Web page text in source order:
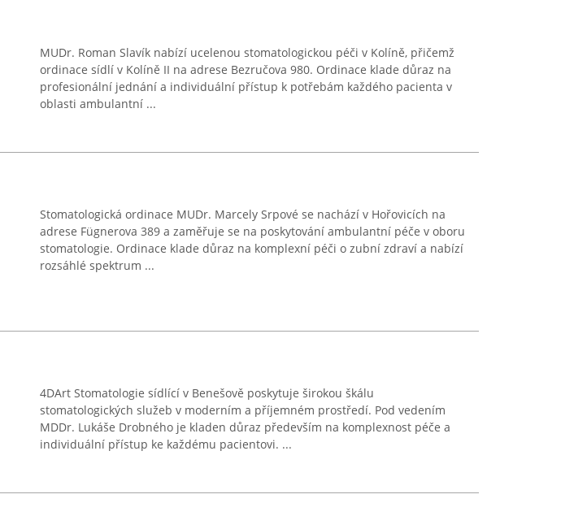
MUDr. Roman Slavík nabízí ucelenou stomatologickou péči v Kolíně, přičemž
ordinace sídlí v Kolíně II na adrese Bezručova 980. Ordinace klade důraz na
profesionální jednání a individuální přístup k potřebám každého pacienta v
oblasti ambulantní ...
Stomatologická ordinace MUDr. Marcely Srpové se nachází v Hořovicích na
adrese Fügnerova 389 a zaměřuje se na poskytování ambulantní péče v oboru
stomatologie. Ordinace klade důraz na komplexní péči o zubní zdraví a nabízí
rozsáhlé spektrum ...
4DArt Stomatologie sídlící v Benešově poskytuje širokou škálu
stomatologických služeb v moderním a příjemném prostředí. Pod vedením
MDDr. Lukáše Drobného je kladen důraz především na komplexnost péče a
individuální přístup ke každému pacientovi. ...